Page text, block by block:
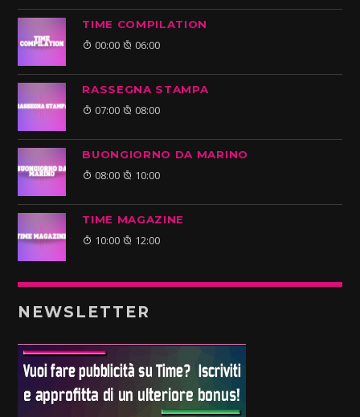
TIME COMPILATION
00:00 06:00
RASSEGNA STAMPA
07:00 08:00
BUONGIORNO DA MARINO
08:00 10:00
TIME MAGAZINE
10:00 12:00
NEWSLETTER